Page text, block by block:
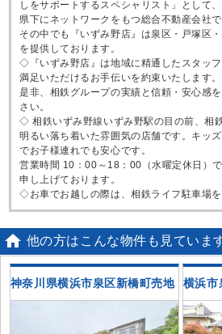
しをサポートするスペシャリスト」として
県下にネットワークをもつ総合不動産会社で
その中でも『いずみ野店』は泉区・戸塚区
を提供しております。
◇『いずみ野店』は地域に精通したスタッ
満足いただけるお手伝いを約束いたします。
是非、相鉄グループの実績と信頼・安心感
さい。
◇ 相鉄いずみ野線いずみ野駅の目の前、相
明るい落ち着いた雰囲気の店舗です。キッ
でお子様連れでも安心です。
営業時間 10：00～18：00（水曜定休日）
申し上げております。
◇お車でお越しの際は、相鉄ライフ駐車場を
 他の方はこんな物件も見ていま
神奈川県横浜市泉区新橋町売地 横浜市